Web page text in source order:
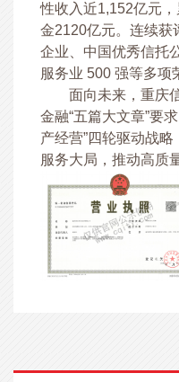
性收入近1,152亿元
金2120亿元。连续获
企业、中国优秀信托
服务业 500 强等多项
面向未来，重庆
金融“五篇大文章”要
产经营”四轮驱动战略
服务大局，推动高质